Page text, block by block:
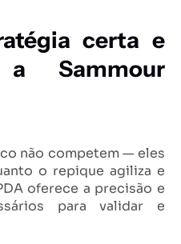
certa e
Sammour
não competem — eles
o repique agiliza e
oferece a precisão e
para validar e